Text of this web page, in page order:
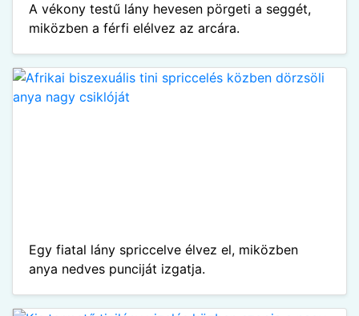
A vékony testű lány hevesen pörgeti a seggét,
miközben a férfi elélvez az arcára.
Egy fiatal lány spriccelve élvez el, miközben
anya nedves punciját izgatja.